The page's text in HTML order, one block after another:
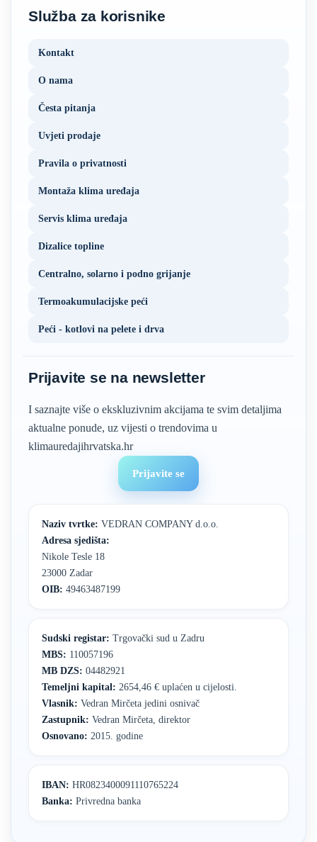
Služba za korisnike
Kontakt
O nama
Česta pitanja
Uvjeti prodaje
Pravila o privatnosti
Montaža klima uređaja
Servis klima uređaja
Dizalice topline
Centralno, solarno i podno grijanje
Termoakumulacijske peći
Peći - kotlovi na pelete i drva
Prijavite se na newsletter
I saznajte više o ekskluzivnim akcijama te svim detaljima
aktualne ponude, uz vijesti o trendovima u
klimauredajihrvatska.hr
Prijavite se
Naziv tvrtke: VEDRAN COMPANY d.o.o.
Adresa sjedišta:
Nikole Tesle 18
23000 Zadar
OIB: 49463487199
Sudski registar: Trgovački sud u Zadru
MBS: 110057196
MB DZS: 04482921
Temeljni kapital: 2654,46 € uplaćen u cijelosti.
Vlasnik: Vedran Mirčeta jedini osnivač
Zastupnik: Vedran Mirčeta, direktor
Osnovano: 2015. godine
IBAN: HR0823400091110765224
Banka: Privredna banka